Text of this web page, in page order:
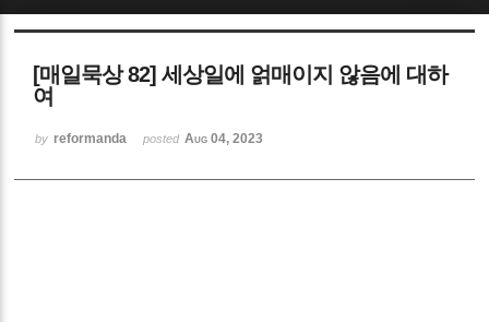
[매일묵상 82] 세상일에 얽매이지 않음에 대하
여
by reformanda posted Aug 04, 2023